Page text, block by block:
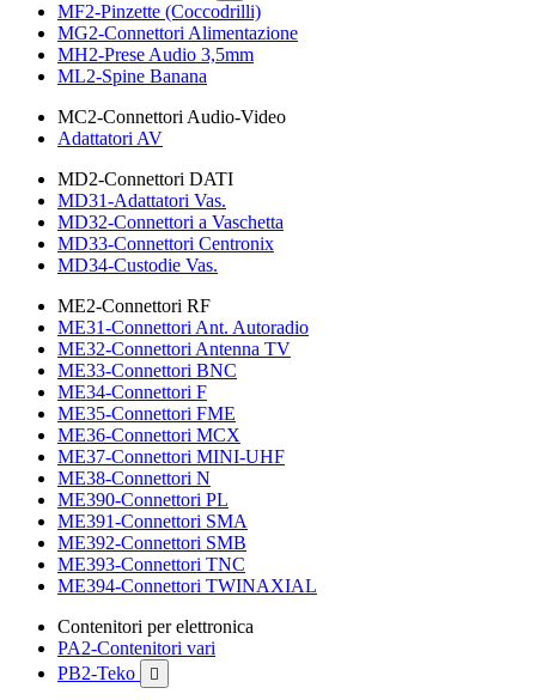
MF2-Pinzette (Coccodrilli)
MG2-Connettori Alimentazione
MH2-Prese Audio 3,5mm
ML2-Spine Banana
MC2-Connettori Audio-Video
Adattatori AV
MD2-Connettori DATI
MD31-Adattatori Vas.
MD32-Connettori a Vaschetta
MD33-Connettori Centronix
MD34-Custodie Vas.
ME2-Connettori RF
ME31-Connettori Ant. Autoradio
ME32-Connettori Antenna TV
ME33-Connettori BNC
ME34-Connettori F
ME35-Connettori FME
ME36-Connettori MCX
ME37-Connettori MINI-UHF
ME38-Connettori N
ME390-Connettori PL
ME391-Connettori SMA
ME392-Connettori SMB
ME393-Connettori TNC
ME394-Connettori TWINAXIAL
Contenitori per elettronica
PA2-Contenitori vari
PB2-Teko
